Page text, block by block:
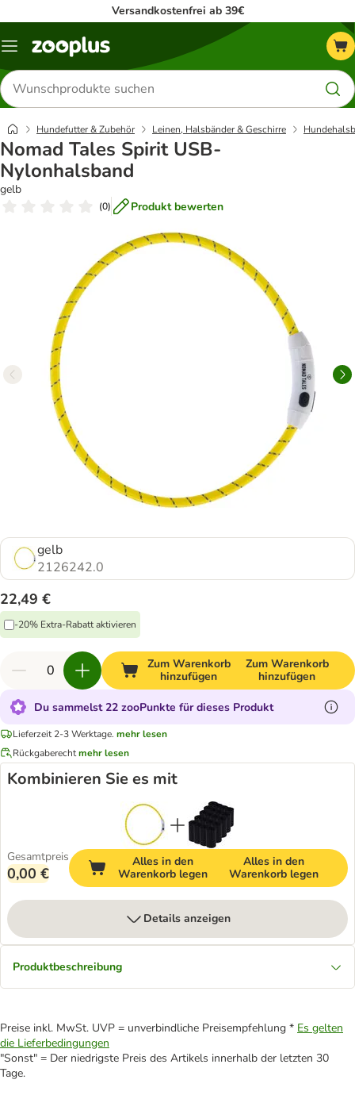
Versandkostenfrei ab 39€
Menü
Produkte
suchen
Hundefutter & Zubehör Leinen, Halsbänder & Geschirre
Nomad Tales Spirit USB-
Nylonhalsband
gelb
(0) Produkt bewerten
gelb
2126242.0
22,49 €
-20% Extra-Rabatt aktivieren
Zum Warenkorb
hinzufügen
Zum Warenkorb
hinzufügen
Du sammelst 22 zooPunkte für dieses Produkt
Lieferzeit 2-3 Werktage. mehr lesen
Rückgaberechtmehr lesen
Kombinieren Sie es mit
Gesamtpreis
0,00 €
Alles in den
Warenkorb legen
Alles in den
Warenkorb legen
Details anzeigen
Produktbeschreibung
Preise inkl. MwSt. UVP = unverbindliche Preisempfehlung * Es gelten
die Lieferbedingungen
"Sonst" = Der niedrigste Preis des Artikels innerhalb der letzten 30
Tage.